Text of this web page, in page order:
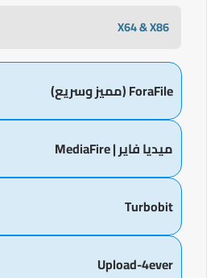
X64 & X86
ForaFile (مميز وسريع)
ميديا فاير | MediaFire
Turbobit
Upload-4ever